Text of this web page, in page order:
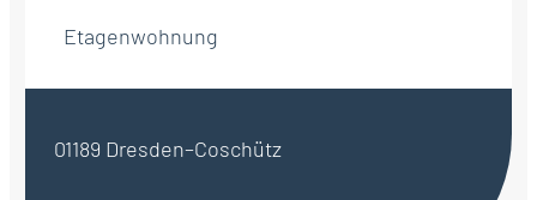
Etagenwohnung
01189 Dresden–Coschütz